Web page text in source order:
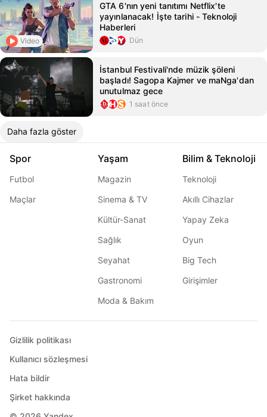
Video
GTA 6'nın yeni tanıtımı Netflix'te
yayınlanacak! İşte tarihi - Teknoloji
Haberleri
Dün
İstanbul Festivali'nde müzik şöleni
başladı! Sagopa Kajmer ve maNga'dan
unutulmaz gece
1 saat önce
Daha fazla göster
Spor
Futbol
Maçlar
Yaşam
Magazin
Sinema & TV
Kültür-Sanat
Sağlık
Seyahat
Gastronomi
Moda & Bakım
Bilim & Teknoloji
Teknoloji
Akıllı Cihazlar
Yapay Zeka
Oyun
Big Tech
Girişimler
Gizlilik politikası
Kullanıcı sözleşmesi
Hata bildir
Şirket hakkında